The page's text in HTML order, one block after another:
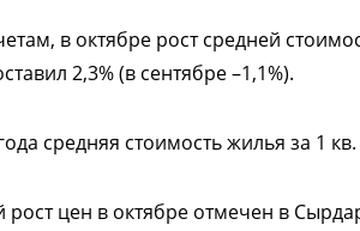
в октябре рост средней
2,3% (в сентябре –1,1%).
средняя стоимость жилья за 1
цен в октябре отмечен в